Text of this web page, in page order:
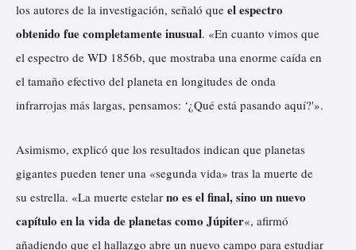
los autores de la investigación, señaló que el espectro
obtenido fue completamente inusual. «En cuanto vimos que
el espectro de WD 1856b, que mostraba una enorme caída en
el tamaño efectivo del planeta en longitudes de onda
infrarrojas más largas, pensamos: ‘¿Qué está pasando aquí?'».
Asimismo, explicó que los resultados indican que planetas
gigantes pueden tener una «segunda vida» tras la muerte de
su estrella. «La muerte estelar no es el final, sino un nuevo
capítulo en la vida de planetas como Júpiter«, afirmó
añadiendo que el hallazgo abre un nuevo campo para estudiar